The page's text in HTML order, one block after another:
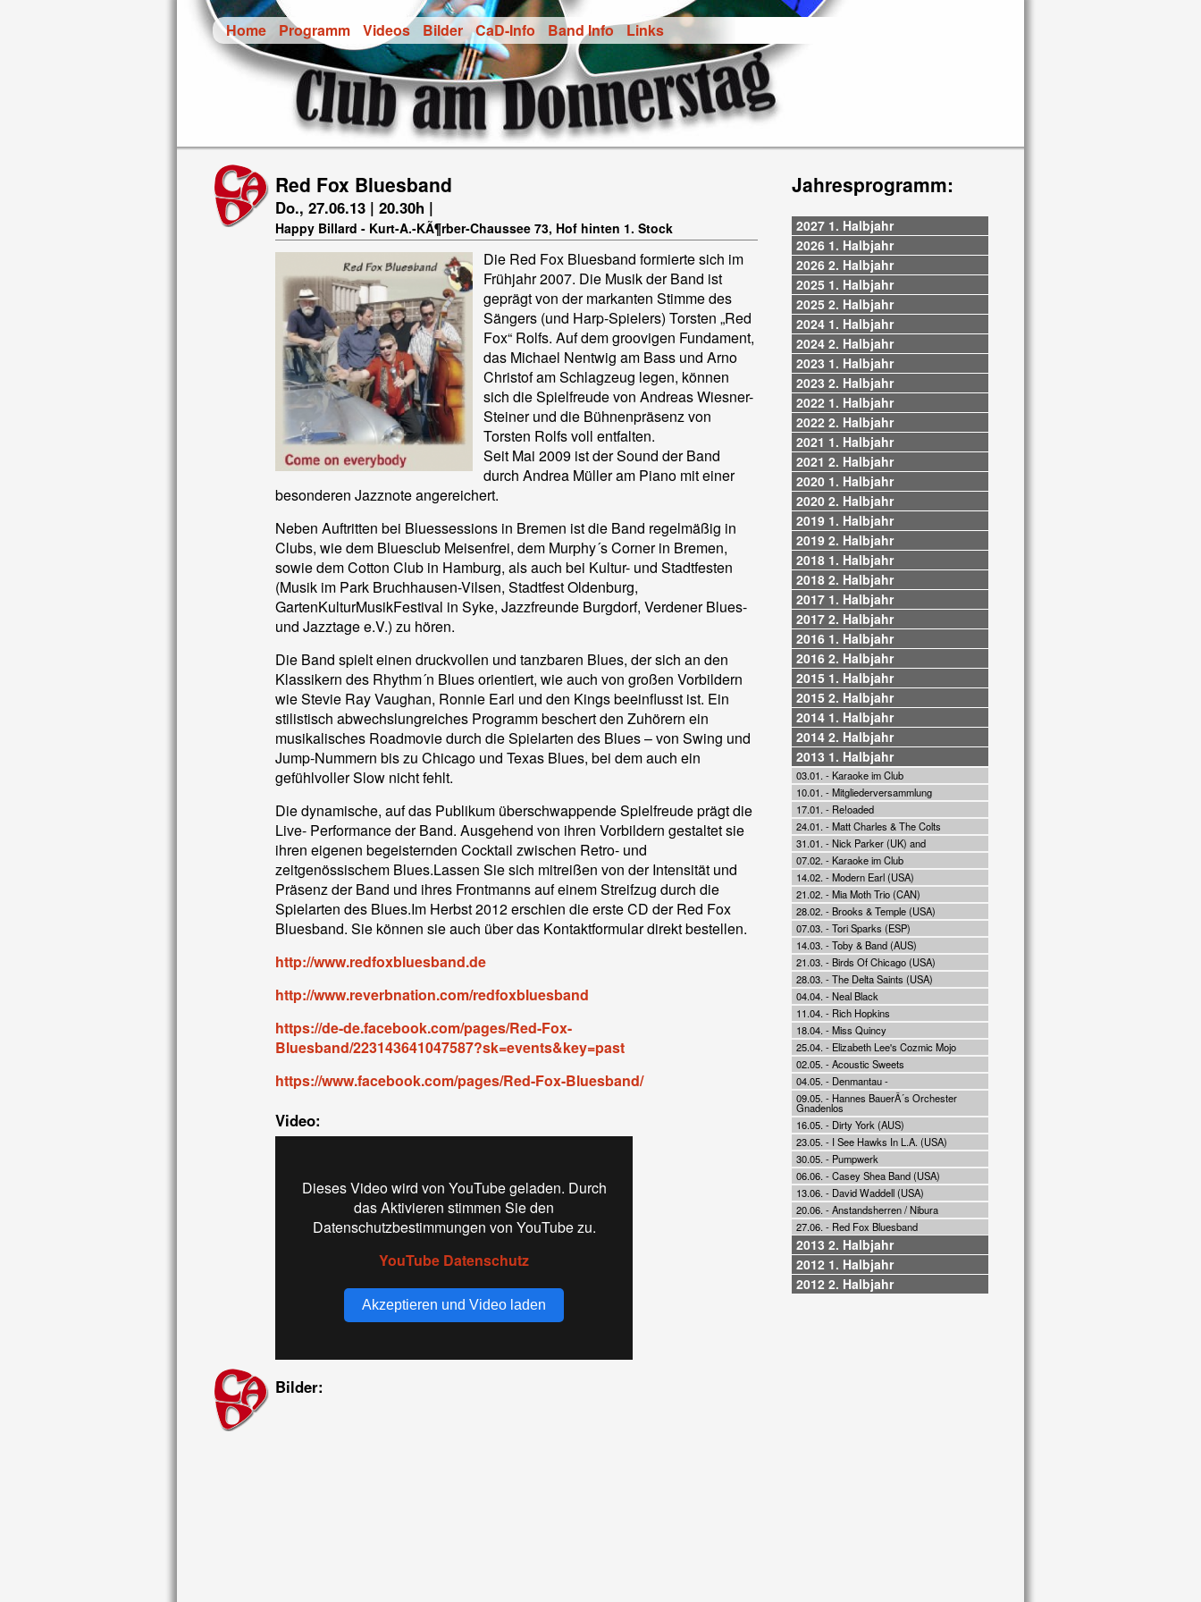
Home Programm Videos Bilder CaD-Info Band Info Links
Red Fox Bluesband
Do., 27.06.13 | 20.30h |
Happy Billard - Kurt-A.-KÃ¶rber-Chaussee 73, Hof hinten 1. Stock
Die Red Fox Bluesband formierte sich im
Frühjahr 2007. Die Musik der Band ist
geprägt von der markanten Stimme des
Sängers (und Harp-Spielers) Torsten „Red
Fox“ Rolfs. Auf dem groovigen Fundament,
das Michael Nentwig am Bass und Arno
Christof am Schlagzeug legen, können
sich die Spielfreude von Andreas Wiesner-
Steiner und die Bühnenpräsenz von
Torsten Rolfs voll entfalten.
Seit Mai 2009 ist der Sound der Band
durch Andrea Müller am Piano mit einer
besonderen Jazznote angereichert.
Neben Auftritten bei Bluessessions in Bremen ist die Band regelmäßig in
Clubs, wie dem Bluesclub Meisenfrei, dem Murphy´s Corner in Bremen,
sowie dem Cotton Club in Hamburg, als auch bei Kultur- und Stadtfesten
(Musik im Park Bruchhausen-Vilsen, Stadtfest Oldenburg,
GartenKulturMusikFestival in Syke, Jazzfreunde Burgdorf, Verdener Blues-
und Jazztage e.V.) zu hören.
Die Band spielt einen druckvollen und tanzbaren Blues, der sich an den
Klassikern des Rhythm´n Blues orientiert, wie auch von großen Vorbildern
wie Stevie Ray Vaughan, Ronnie Earl und den Kings beeinflusst ist. Ein
stilistisch abwechslungreiches Programm beschert den Zuhörern ein
musikalisches Roadmovie durch die Spielarten des Blues – von Swing und
Jump-Nummern bis zu Chicago und Texas Blues, bei dem auch ein
gefühlvoller Slow nicht fehlt.
Die dynamische, auf das Publikum überschwappende Spielfreude prägt die
Live- Performance der Band. Ausgehend von ihren Vorbildern gestaltet sie
ihren eigenen begeisternden Cocktail zwischen Retro- und
zeitgenössischem Blues.Lassen Sie sich mitreißen von der Intensität und
Präsenz der Band und ihres Frontmanns auf einem Streifzug durch die
Spielarten des Blues.Im Herbst 2012 erschien die erste CD der Red Fox
Bluesband. Sie können sie auch über das Kontaktformular direkt bestellen.
http://www.redfoxbluesband.de
http://www.reverbnation.com/redfoxbluesband
https://de-de.facebook.com/pages/Red-Fox-
Bluesband/223143641047587?sk=events&key=past
https://www.facebook.com/pages/Red-Fox-Bluesband/
Video:
Dieses Video wird von YouTube geladen. Durch
das Aktivieren stimmen Sie den
Datenschutzbestimmungen von YouTube zu.
YouTube Datenschutz
Akzeptieren und Video laden
Bilder:
Jahresprogramm:
2027 1. Halbjahr
2026 1. Halbjahr
2026 2. Halbjahr
2025 1. Halbjahr
2025 2. Halbjahr
2024 1. Halbjahr
2024 2. Halbjahr
2023 1. Halbjahr
2023 2. Halbjahr
2022 1. Halbjahr
2022 2. Halbjahr
2021 1. Halbjahr
2021 2. Halbjahr
2020 1. Halbjahr
2020 2. Halbjahr
2019 1. Halbjahr
2019 2. Halbjahr
2018 1. Halbjahr
2018 2. Halbjahr
2017 1. Halbjahr
2017 2. Halbjahr
2016 1. Halbjahr
2016 2. Halbjahr
2015 1. Halbjahr
2015 2. Halbjahr
2014 1. Halbjahr
2014 2. Halbjahr
2013 1. Halbjahr
03.01. - Karaoke im Club
10.01. - Mitgliederversammlung
17.01. - Re!oaded
24.01. - Matt Charles & The Colts
31.01. - Nick Parker (UK) and
07.02. - Karaoke im Club
14.02. - Modern Earl (USA)
21.02. - Mia Moth Trio (CAN)
28.02. - Brooks & Temple (USA)
07.03. - Tori Sparks (ESP)
14.03. - Toby & Band (AUS)
21.03. - Birds Of Chicago (USA)
28.03. - The Delta Saints (USA)
04.04. - Neal Black
11.04. - Rich Hopkins
18.04. - Miss Quincy
25.04. - Elizabeth Lee's Cozmic Mojo
02.05. - Acoustic Sweets
04.05. - Denmantau -
09.05. - Hannes BauerÂ´s Orchester
Gnadenlos
16.05. - Dirty York (AUS)
23.05. - I See Hawks In L.A. (USA)
30.05. - Pumpwerk
06.06. - Casey Shea Band (USA)
13.06. - David Waddell (USA)
20.06. - Anstandsherren / Nibura
27.06. - Red Fox Bluesband
2013 2. Halbjahr
2012 1. Halbjahr
2012 2. Halbjahr